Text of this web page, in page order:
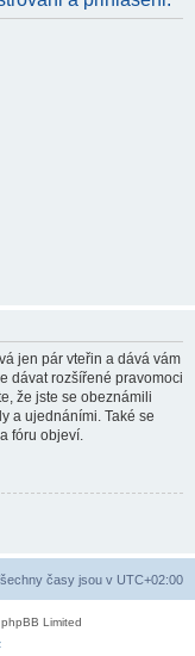
jen pár vteřin a dává vám
dávat rozšířené pravomoci
že jste se obeznámili
a ujednáními. Také se
fóru objeví.
časy jsou v UTC+02:00
Limited